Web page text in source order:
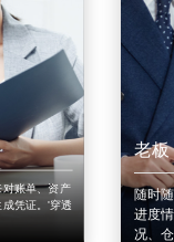
账单、资产
凭证。'穿透
老板
随时
进度
况、